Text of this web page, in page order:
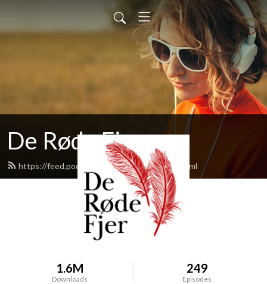
De Røde Fjer
https://feed.podbean.com/deroedefjer/feed.xml
1.6M
Downloads
249
Episodes